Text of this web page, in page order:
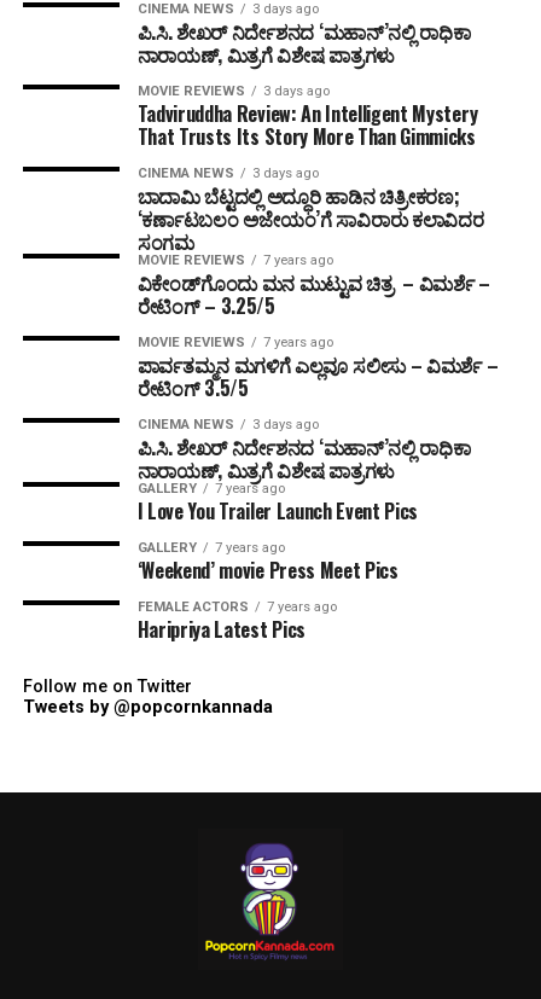
CINEMA NEWS 3 days ago
ಪಿ.ಸಿ. ಶೇಖರ್ ನಿರ್ದೇಶನದ ‘ಮಹಾನ್’ನಲ್ಲಿ ರಾಧಿಕಾ
ನಾರಾಯಣ್, ಮಿತ್ರಗೆ ವಿಶೇಷ ಪಾತ್ರಗಳು
MOVIE REVIEWS 3 days ago
Tadviruddha Review: An Intelligent Mystery
That Trusts Its Story More Than Gimmicks
CINEMA NEWS 3 days ago
ಬಾದಾಮಿ ಬೆಟ್ಟದಲ್ಲಿ ಅದ್ಧೂರಿ ಹಾಡಿನ ಚಿತ್ರೀಕರಣ;
‘ಕರ್ಣಾಟಬಲಂ ಅಜೇಯಂ’ಗೆ ಸಾವಿರಾರು ಕಲಾವಿದರ
ಸಂಗಮ
MOVIE REVIEWS 7 years ago
ವಿಕೇಂಡ್‌ಗೊಂದು ಮನ ಮುಟ್ಟುವ ಚಿತ್ರ – ವಿಮರ್ಶೆ –
ರೇಟಿಂಗ್ – 3.25/5
MOVIE REVIEWS 7 years ago
ಪಾರ್ವತಮ್ಮನ ಮಗಳಿಗೆ ಎಲ್ಲವೂ ಸಲೀಸು – ವಿಮರ್ಶೆ –
ರೇಟಿಂಗ್ 3.5/5
CINEMA NEWS 3 days ago
ಪಿ.ಸಿ. ಶೇಖರ್ ನಿರ್ದೇಶನದ ‘ಮಹಾನ್’ನಲ್ಲಿ ರಾಧಿಕಾ
ನಾರಾಯಣ್, ಮಿತ್ರಗೆ ವಿಶೇಷ ಪಾತ್ರಗಳು
GALLERY 7 years ago
I Love You Trailer Launch Event Pics
GALLERY 7 years ago
‘Weekend’ movie Press Meet Pics
FEMALE ACTORS 7 years ago
Haripriya Latest Pics
Follow me on Twitter
Tweets by @popcornkannada